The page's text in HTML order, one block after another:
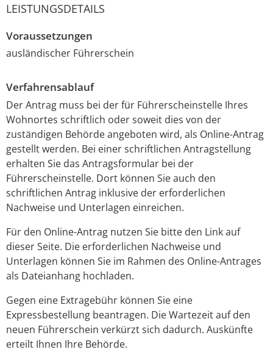
LEISTUNGSDETAILS
Voraussetzungen
ausländischer Führerschein
Verfahrensablauf
Der Antrag muss bei der für Führerscheinstelle Ihres
Wohnortes schriftlich oder soweit dies von der
zuständigen Behörde angeboten wird, als Online-Antrag
gestellt werden. Bei einer schriftlichen Antragstellung
erhalten Sie das Antragsformular bei der
Führerscheinstelle. Dort können Sie auch den
schriftlichen Antrag inklusive der erforderlichen
Nachweise und Unterlagen einreichen.
Für den Online-Antrag nutzen Sie bitte den Link auf
dieser Seite. Die erforderlichen Nachweise und
Unterlagen können Sie im Rahmen des Online-Antrages
als Dateianhang hochladen.
Gegen eine Extragebühr können Sie eine
Expressbestellung beantragen. Die Wartezeit auf den
neuen Führerschein verkürzt sich dadurch. Auskünfte
erteilt Ihnen Ihre Behörde.